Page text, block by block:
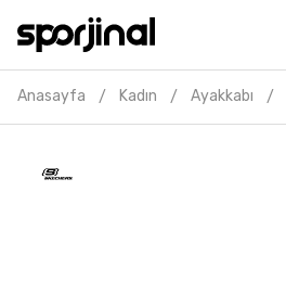
Anasayfa / Kadın / Ayakkabı /